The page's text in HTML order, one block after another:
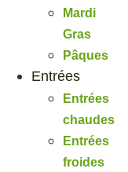
Mardi
Gras
Pâques
Entrées
Entrées
chaudes
Entrées
froides